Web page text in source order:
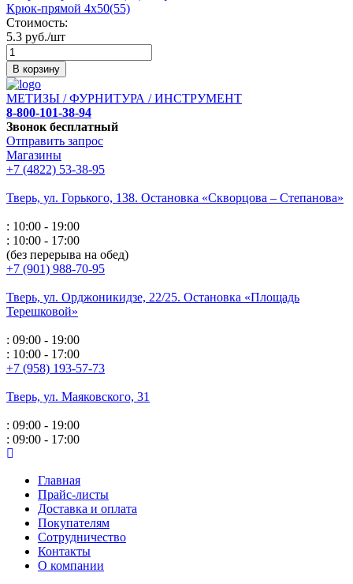
Крюк-прямой 4х50(55)
Стоимость:
5.3 руб./шт
В корзину
МЕТИЗЫ / ФУРНИТУРА / ИНСТРУМЕНТ
8-800-101-38-94
Звонок бесплатный
Отправить запрос
Магазины
+7 (4822) 53-38-95
Тверь, ул. Горького, 138. Остановка «Скворцова – Степанова»
: 10:00 - 19:00
: 10:00 - 17:00
(без перерыва на обед)
+7 (901) 988-70-95
Тверь, ул. Орджоникидзе, 22/25. Остановка «Площадь
Терешковой»
: 09:00 - 19:00
: 10:00 - 17:00
+7 (958) 193-57-73
Тверь, ул. Маяковского, 31
: 09:00 - 19:00
: 09:00 - 17:00
Главная
Прайс-листы
Доставка и оплата
Покупателям
Сотрудничество
Контакты
О компании